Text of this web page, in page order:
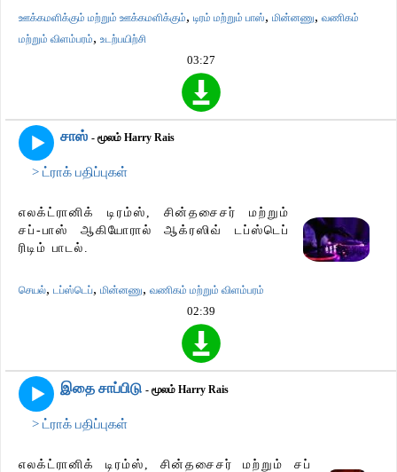
ஊக்கமளிக்கும் மற்றும் ஊக்கமளிக்கும், டிரம் மற்றும் பாஸ், மின்னணு, வணிகம்
மற்றும் விளம்பரம், உடற்பயிற்சி
03:27
சாஸ் - மூலம் Harry Rais
> ட்ராக் பதிப்புகள்
எலக்ட்ரானிக் டிரம்ஸ், சின்தசைசர் மற்றும்
சப்-பாஸ் ஆகியோரால் ஆக்ரஸிவ் டப்ஸ்டெப்
ரிடிம் பாடல்.
செயல், டப்ஸ்டெப், மின்னணு, வணிகம் மற்றும் விளம்பரம்
02:39
இதை சாப்பிடு - மூலம் Harry Rais
> ட்ராக் பதிப்புகள்
எலக்ட்ரானிக் டிரம்ஸ், சின்தசைசர் மற்றும் சப்